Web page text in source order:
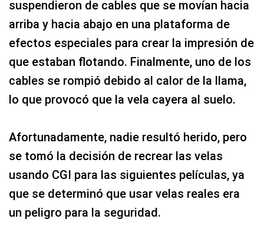
suspendieron de cables que se movían hacia
arriba y hacia abajo en una plataforma de
efectos especiales para crear la impresión de
que estaban flotando. Finalmente, uno de los
cables se rompió debido al calor de la llama,
lo que provocó que la vela cayera al suelo.
Afortunadamente, nadie resultó herido, pero
se tomó la decisión de recrear las velas
usando CGI para las siguientes películas, ya
que se determinó que usar velas reales era
un peligro para la seguridad.